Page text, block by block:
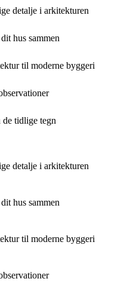
detalje i arkitekturen
hus sammen
til moderne byggeri
de tidlige tegn
detalje i arkitekturen
hus sammen
til moderne byggeri